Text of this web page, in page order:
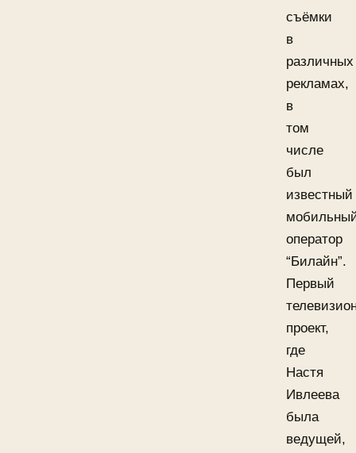
съёмки
в
различных
рекламах,
в
том
числе
был
известный
оператор
“Билайн”.
Первый
проект,
где
Настя
Ивлеева
была
ведущей,